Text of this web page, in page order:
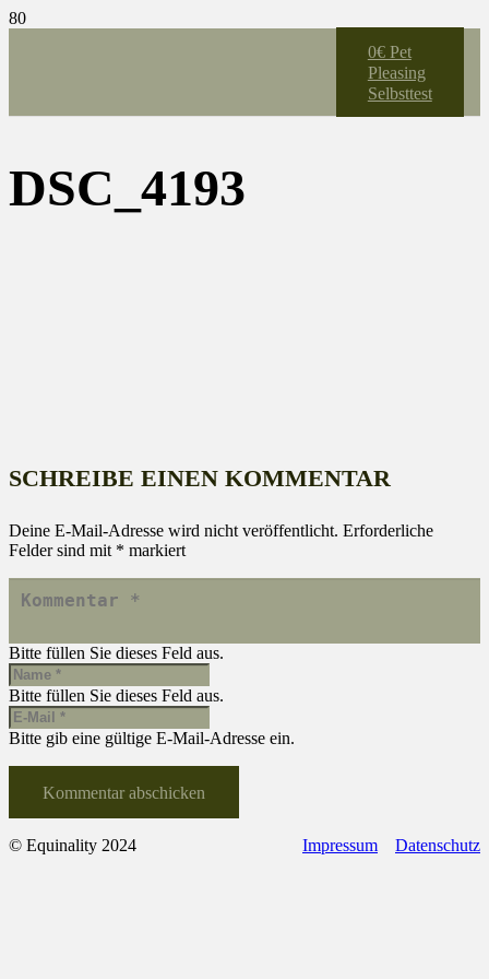
0€ Pet
Pleasing
Selbsttest
DSC_4193
SCHREIBE EINEN KOMMENTAR
Deine E-Mail-Adresse wird nicht veröffentlicht. Erforderliche
Felder sind mit * markiert
Bitte füllen Sie dieses Feld aus.
Bitte füllen Sie dieses Feld aus.
Bitte gib eine gültige E-Mail-Adresse ein.
Kommentar abschicken
© Equinality 2024 Impressum Datenschutz